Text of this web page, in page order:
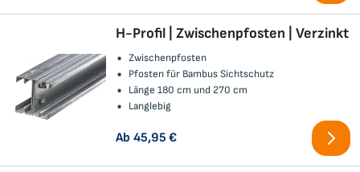
H-Profil | Zwischenpfosten | Verzinkt
Zwischenpfosten
Pfosten für Bambus Sichtschutz
Länge 180 cm und 270 cm
Langlebig
Ab 45,95 €